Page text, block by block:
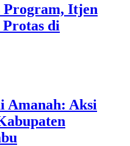
Itjen
di
Amanah: Aksi